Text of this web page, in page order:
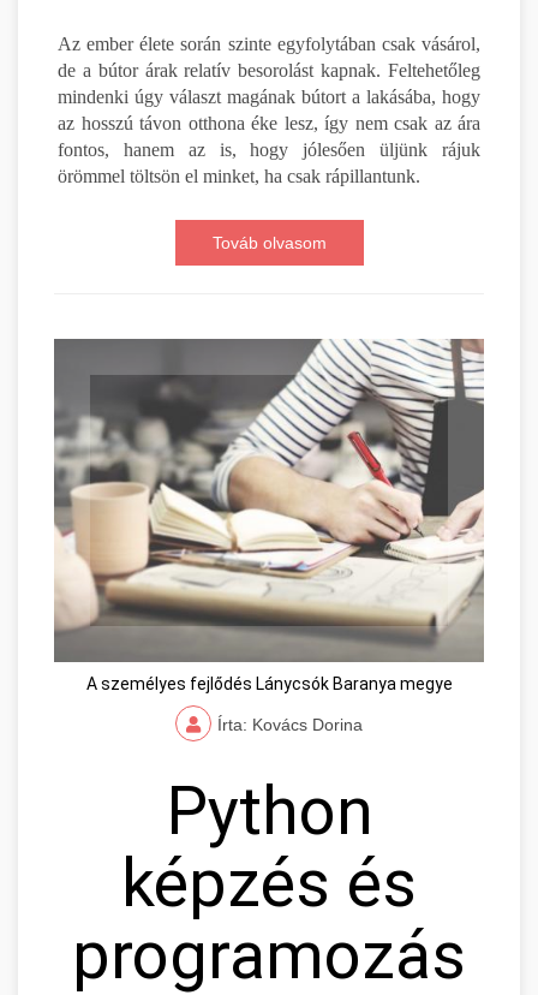
Az ember élete során szinte egyfolytában csak vásárol,
de a bútor árak relatív besorolást kapnak. Feltehetőleg
mindenki úgy választ magának bútort a lakásába, hogy
az hosszú távon otthona éke lesz, így nem csak az ára
fontos, hanem az is, hogy jólesően üljünk rájuk
örömmel töltsön el minket, ha csak rápillantunk.
Továb olvasom
A személyes fejlődés Lánycsók Baranya megye
Írta: Kovács Dorina
Python
képzés és
programozás